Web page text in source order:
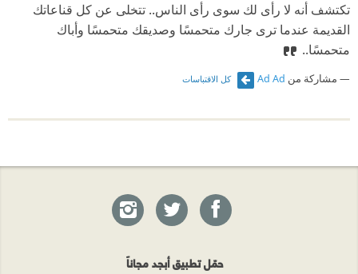
تكتشف أنه لا رأى لك سوى رأى الناس.. تتخلى عن كل قناعاتك
القديمة عندما ترى جارك متحمسًا وصديقك متحمسًا وأباك
متحمسًا..
مشاركة من Ad Ad كل الاقتباسات
حمّل تطبيق أبجد مجاناً